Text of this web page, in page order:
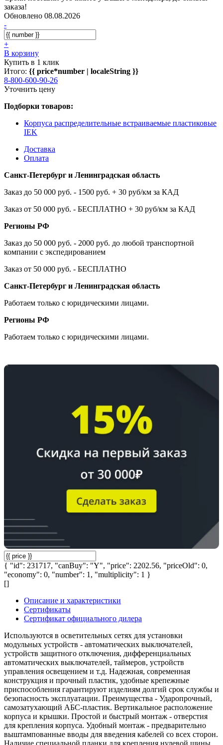
заказа!
Обновлено 08.08.2026
-
+
В корзину
Купить в 1 клик
Итого: {{ price*number | localeString }}
8-800-600-90-26
Уточнить цену
Подборки товаров:
Корпуса распределительные встраиваемые пластиковые
IEK
Доставка
Оплата
Санкт-Петербург и Ленинградская область
Заказ до 50 000 руб. - 1500 руб. + 30 руб/км за КАД
Заказ от 50 000 руб. - БЕСПЛАТНО + 30 руб/км за КАД
Регионы РФ
Заказ до 50 000 руб. - 2000 руб. до любой транспортной
компании с экспедированием
Заказ от 50 000 руб. - БЕСПЛАТНО
Санкт-Петербург и Ленинградская область
Работаем только с юридическими лицами.
Регионы РФ
Работаем только с юридическими лицами.
{ "id": 231717, "canBuy": "Y", "price": 2202.56, "priceOld": 0,
"economy": 0, "number": 1, "multiplicity": 1 }
[]
Описание и характеристики
Сертификаты
Сертификат официального дилера
Используются в осветительных сетях для установки
модульных устройств - автоматических выключателей,
устройств защитного отключения, дифференциальных
автоматических выключателей, таймеров, устройств
управления освещением и т.д. Надежная, современная
конструкция и прочный пластик, удобные крепежные
приспособления гарантируют изделиям долгий срок службы и
безопасность эксплуатации. Преимущества - Ударопрочный,
самозатухающий АБС-пластик. Вертикальное расположение
корпуса и крышки. Простой и быстрый монтаж - отверстия
для крепления корпуса. Удобный монтаж - предварительно
выштампованные вводы для введения кабелей со всех сторон.
Наличие специальной планки для крепления нулевой шины.